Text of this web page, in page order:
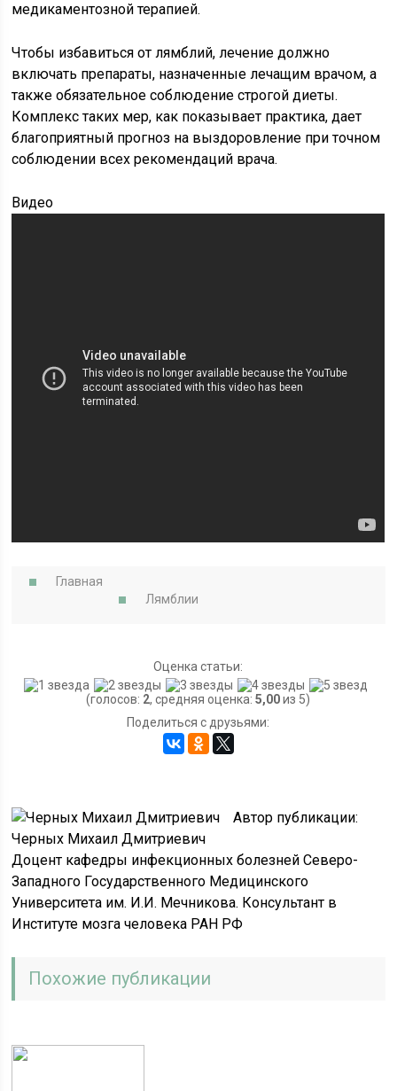
медикаментозной терапией.
Чтобы избавиться от лямблий, лечение должно
включать препараты, назначенные лечащим врачом, а
также обязательное соблюдение строгой диеты.
Комплекс таких мер, как показывает практика, дает
благоприятный прогноз на выздоровление при точном
соблюдении всех рекомендаций врача.
Видео
Главная
Лямблии
Оценка статьи:
(голосов: 2, средняя оценка:5,00из 5)
Поделиться с друзьями:
Автор публикации:
Черных Михаил Дмитриевич
Доцент кафедры инфекционных болезней Северо-
Западного Государственного Медицинского
Университета им. И.И. Мечникова. Консультант в
Институте мозга человека РАН РФ
Похожие публикации